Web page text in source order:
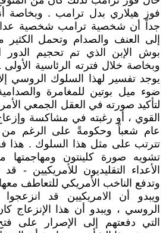
فوز هيلاري بدل ترامب . وبخاصة
جداً أن شخصية ترامب شخصية
إلى العنف والصدام وتحمل
بوش الإبن الذي تم تحجيم
يوجد تفسير لهذا السلوك الروسي
ضوء ميل بوتين للمغامرة
لتأكيد صورته في العقل الجمعي
القوي ، أو رغبته في مشاكسة
عام شعباً وحكومةً على الرغم من
تترتب على مثل هذا السلوك . هذا
تشويه صورة كلينتون
الأعداء التقليديون للأمريكيين -
وتدفع الناخب الأمريكي للتعاطف
ويبدو أن الامريكيين قد
الروسي ، ويبدو أن هذا الإنزعاج
التي دفعتهم إلى الإصرار على